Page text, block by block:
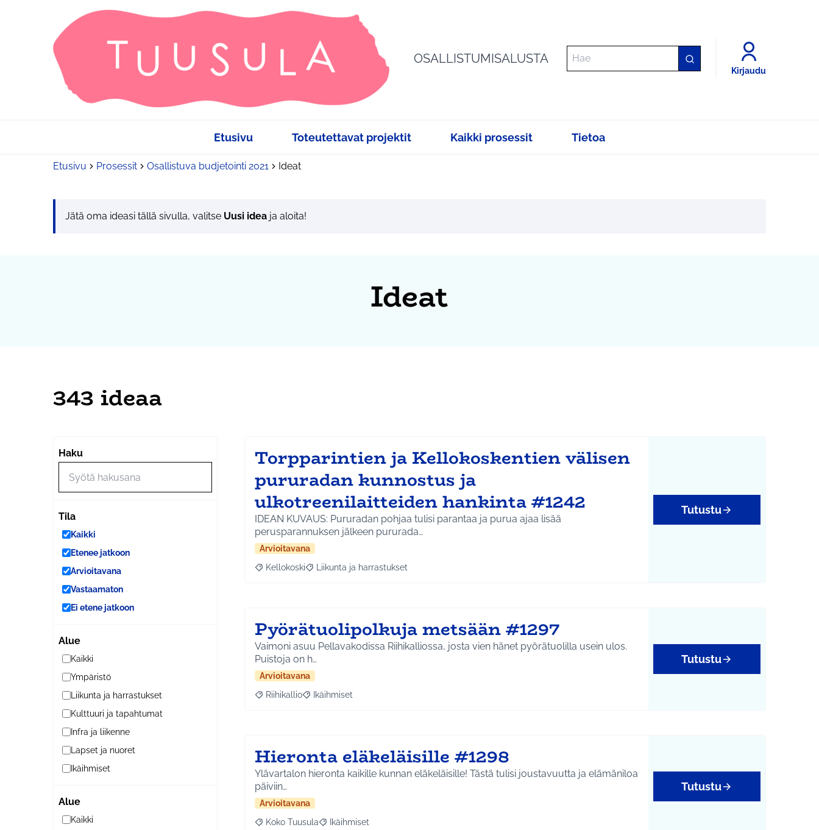
OSALLISTUMISALUSTA
Kirjaudu
Etusivu Toteutettavat projektit Kaikki prosessit Tietoa
Etusivu Prosessit Osallistuva budjetointi 2021 Ideat
Jätä oma ideasi tällä sivulla, valitse Uusi idea ja aloita!
Ideat
343 ideaa
Haku
Tila
Kaikki
Etenee jatkoon
Arvioitavana
Vastaamaton
Ei etene jatkoon
Alue
Kaikki
Ympäristö
Liikunta ja harrastukset
Kulttuuri ja tapahtumat
Infra ja liikenne
Lapset ja nuoret
Ikäihmiset
Alue
Kaikki
Torpparintien ja Kellokoskentien välisen
pururadan kunnostus ja
ulkotreenilaitteiden hankinta #1242
IDEAN KUVAUS: Pururadan pohjaa tulisi parantaa ja purua ajaa lisää
perusparannuksen jälkeen pururada…
Arvioitavana
Rajaa tulokset aihepiirin mukaan: Kellokoski
Kellokoski Rajaa tulokset teeman mukaan: Liikunta ja harrastukset
Liikunta ja harrastukset
Tutustu
Pyörätuolipolkuja metsään #1297
Vaimoni asuu Pellavakodissa Riihikalliossa, josta vien hänet pyörätuolilla usein ulos.
Puistoja on h…
Arvioitavana
Rajaa tulokset aihepiirin mukaan: Riihikallio
Riihikallio Rajaa tulokset teeman mukaan: Ikäihmiset
Ikäihmiset
Tutustu
Hieronta eläkeläisille #1298
Ylävartalon hieronta kaikille kunnan eläkeläisille! Tästä tulisi joustavuutta ja elämäniloa
päiviin…
Arvioitavana
Rajaa tulokset aihepiirin mukaan: Koko Tuusula
Koko Tuusula Rajaa tulokset teeman mukaan: Ikäihmiset
Ikäihmiset
Tutustu